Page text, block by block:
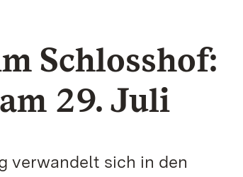
Schlosshof:
29. Juli
verwandelt sich in den